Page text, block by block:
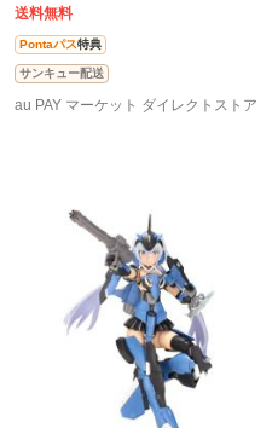
送料無料
Pontaパス特典
サンキュー配送
au PAY マーケット ダイレクトストア